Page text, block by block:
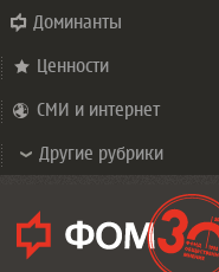
Доминанты
Ценности
СМИ и интернет
Другие рубрики